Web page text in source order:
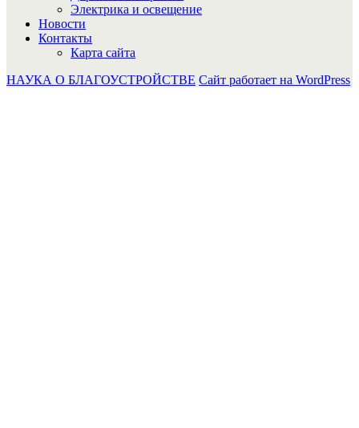
Электрика и освещение
Новости
Контакты
Карта сайта
НАУКА О БЛАГОУСТРОЙСТВЕ Сайт работает на WordPress